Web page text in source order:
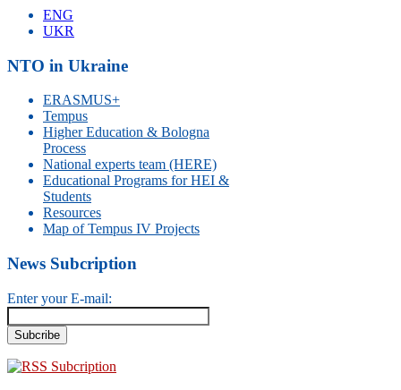
ENG
UKR
NTO in Ukraine
ERASMUS+
Tempus
Higher Education & Bologna
Process
National experts team (HERE)
Educational Programs for HEI &
Students
Resources
Map of Tempus IV Projects
News Subcription
Enter your E-mail:
RSS Subcription